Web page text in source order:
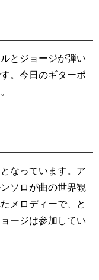
とジョージが弾い
。今日のギターポ
なっています。ア
ソロが曲の世界観
メロディーで、と
ージは参加してい